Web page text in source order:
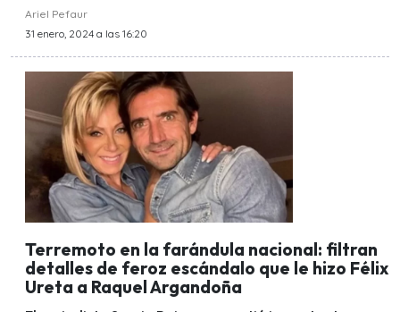
Ariel Pefaur
31 enero, 2024 a las 16:20
Terremoto en la farándula nacional: filtran
detalles de feroz escándalo que le hizo Félix
Ureta a Raquel Argandoña